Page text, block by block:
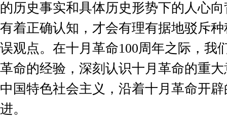
的历史事实和具体历史形势下的人心
有着正确认知，才会有理有据地驳斥
误观点。在十月革命100周年之际，我
革命的经验，深刻认识十月革命的重
中国特色社会主义，沿着十月革命开
进。